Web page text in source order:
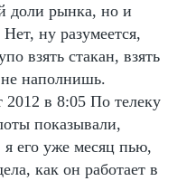
доли рынка, но и
ну разумеется,
взять стакан, взять
наполнишь.
в 8:05 По телеку
показывали,
я его уже месяц пью,
как он работает в